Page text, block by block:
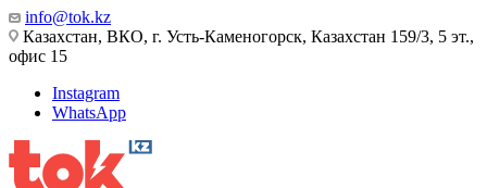
info@tok.kz
Казахстан, ВКО, г. Усть-Каменогорск, Казахстан 159/3, 5 эт.,
офис 15
Instagram
WhatsApp